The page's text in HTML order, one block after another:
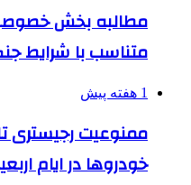
مطالبه بخش خصوصی
متناسب با شرایط
1 هفته پیش
ممنوعیت رجیستری
خودروها در ایام